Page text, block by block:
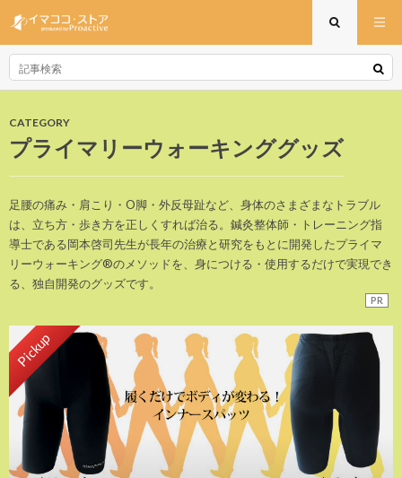
CATEGORY
プライマリーウォーキンググッズ
足腰の痛み・肩こり・O脚・外反母趾など、身体のさまざまなトラブル
は、立ち方・歩き方を正しくすれば治る。鍼灸整体師・トレーニング指
導士である岡本啓司先生が長年の治療と研究をもとに開発したプライマ
リーウォーキング®のメソッドを、身につける・使用するだけで実現でき
る、独自開発のグッズです。
PR
Pickup